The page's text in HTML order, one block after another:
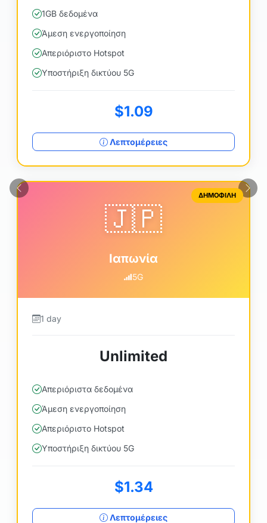
1GB δεδομένα
Άμεση ενεργοποίηση
Απεριόριστο Hotspot
Υποστήριξη δικτύου 5G
$1.09
Λεπτομέρειες
ΔΗΜΟΦΙΛΗ
🇯🇵
Ιαπωνία
5G
1 day
Unlimited
Απεριόριστα δεδομένα
Άμεση ενεργοποίηση
Απεριόριστο Hotspot
Υποστήριξη δικτύου 5G
$1.34
Λεπτομέρειες
Προηγούμενο